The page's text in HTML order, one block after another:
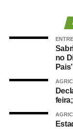
Para o
uma mudança
de compromisso.
“Não se trata
Segundo Maluf,
convite depois
no
Pais’